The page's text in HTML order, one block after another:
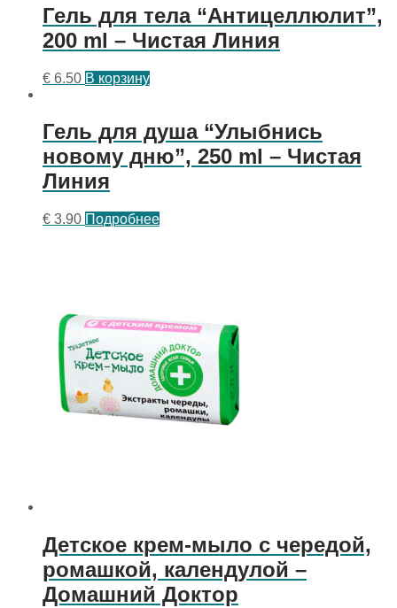
Гель для тела “Антицеллюлит”,
200 ml – Чистая Линия
€ 6.50 В корзину
Гель для душа “Улыбнись
новому дню”, 250 ml – Чистая
Линия
€ 3.90 Подробнее
Детское крем-мыло с чередой,
ромашкой, календулой –
Домашний Доктор